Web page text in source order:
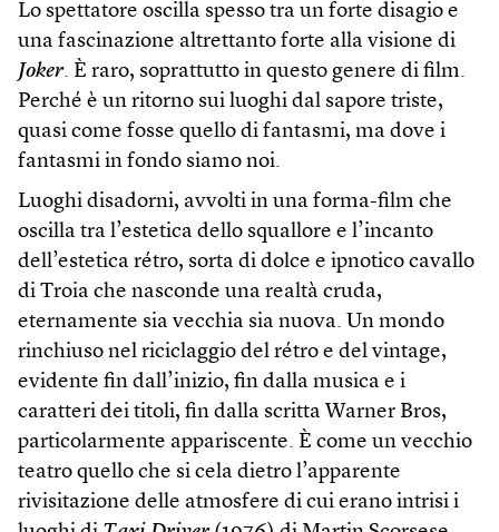
Lo spettatore oscilla spesso tra un forte disagio e
una fascinazione altrettanto forte alla visione di
Joker. È raro, soprattutto in questo genere di film.
Perché è un ritorno sui luoghi dal sapore triste,
quasi come fosse quello di fantasmi, ma dove i
fantasmi in fondo siamo noi.
Luoghi disadorni, avvolti in una forma-film che
oscilla tra l’estetica dello squallore e l’incanto
dell’estetica rétro, sorta di dolce e ipnotico cavallo
di Troia che nasconde una realtà cruda,
eternamente sia vecchia sia nuova. Un mondo
rinchiuso nel riciclaggio del rétro e del vintage,
evidente fin dall’inizio, fin dalla musica e i
caratteri dei titoli, fin dalla scritta Warner Bros,
particolarmente appariscente. È come un vecchio
teatro quello che si cela dietro l’apparente
rivisitazione delle atmosfere di cui erano intrisi i